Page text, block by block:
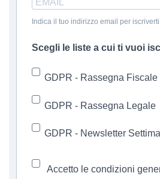
Indica il tuo indirizzo email per
Scegli le liste a cui ti vuoi
GDPR - Rassegna Fiscale
GDPR - Rassegna Legale
GDPR - Newsletter
Accetto le condizioni